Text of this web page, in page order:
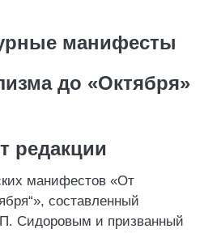
манифесты
до «Октября»
редакции
манифестов «От
составленный
Сидоровым и призванный